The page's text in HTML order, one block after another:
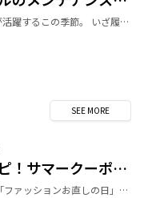
サンダルが活躍するこの季節。 いざ履こうとしたら、 「ヒールのゴムがすり減っている…」 「ベルトがゆるくて外れそう…」 「中敷がはがれてきた…」 なんてことございませんか？ そんな時は、サンダルのメンテナンスをして 履き心地を取り戻しましょう！ ＼当店では、さまざまなメンテナンスを承ります！／ ・前底（ハーフソール）修理 ・中敷交換 ・ヒール交換、修理 ・ベルト部分の金具交換 ※お品物の素材や状態により、加工をお受けできない場合がございます。 お気に入りの一足、 新しく購入したサンダルを素敵に履きこなしましょう！ お気軽に店舗までご相談ください！ ▼サービス詳細はこちら https://riat-rs.com/service-contents/shoes-boots-repair/?utm_source=shopnews&utm_medium=referral&utm_campaign=r_shoes-boots-repair
SEE MORE
「超ハピ！サマークーポン」プレゼント
7月4日は「ファッションお直しの日」！8月9日は「バッグの日」！ リアット！全国で7.5万枚限定！ 「超ハピ！サマークーポン」をプレゼント！ 次回のご来店時よりご利用いただける、 対象メニューが期間中最大3回まで10%OFFになるお得なクーポンです！ さらに！本クーポンはリアット！だけでなく、 姉妹ブランドの洋服のお直し専門店「マジックミシン」でもご利用いただけます！ 【クーポン配布・ご利用期間】 2026年7月1日（水）～8月31日（月） ※期間内でも、予定枚数がなくなり次第配布終了となります。 【クーポン内容】 対象メニューが店頭見積価格より10％OFF 【対象メニュー】 ■リアット！・ミスタークラフトマン・エコクラフト 靴修理・靴クレンジング＆ケア・バッグ修理・バッグクレンジング＆ケア ■マジックミシン 洋服のお直し・バッグ修理・バッグクレンジング＆ケア バッグ・靴のメンテナンスや洋服のお直しなど、 お得なこの機会にぜひリアット！および姉妹ブランドをご利用ください！ ▼対象外メニューなどの詳細はこちら https://riat-rs.com/news-contents/cp_cho-happysummer/?utm_source=shopnews&utm_medium=referral&utm_campaign=r_cho-happysummer